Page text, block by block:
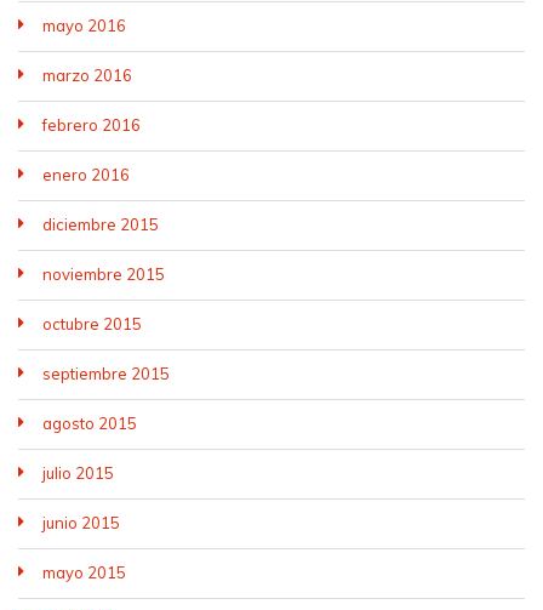
mayo 2016
marzo 2016
febrero 2016
enero 2016
diciembre 2015
noviembre 2015
octubre 2015
septiembre 2015
agosto 2015
julio 2015
junio 2015
mayo 2015